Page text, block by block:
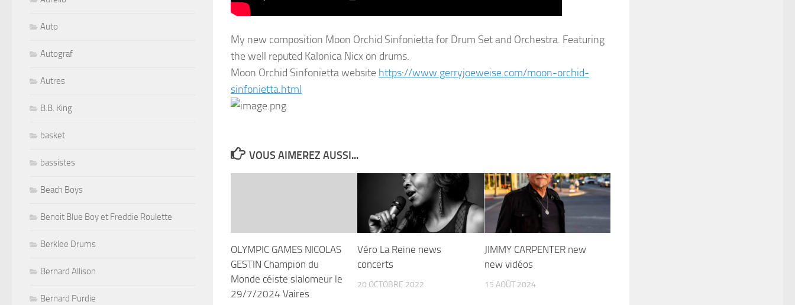
My new composition Moon Orchid Sinfonietta for Drum Set and Orchestra. Featuring
the well reputed Kalonica Nicx on drums.
Moon Orchid Sinfonietta website https://www.gerryjoeweise.com/moon-orchid-
sinfonietta.html
VOUS AIMEREZ AUSSI...
OLYMPIC GAMES NICOLAS
GESTIN Champion du
Monde céiste slalomeur le
29/7/2024 Vaires
Véro La Reine news
concerts
20 OCTOBRE 2022
JIMMY CARPENTER new
new vidéos
15 AOÛT 2024
Auto
Autograf
Autres
B.B. King
basket
bassistes
Beach Boys
Benoit Blue Boy et Freddie Roulette
Berklee Drums
Bernard Allison
Bernard Purdie